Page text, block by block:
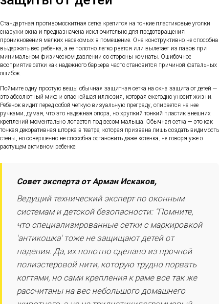
Стандартная противомоскитная сетка крепится на тонкие пластиковые уголки
снаружи окна и предназначена исключительно для предотвращения
проникновения мелких насекомых в помещение. Она конструктивно не способна
выдержать вес ребенка, а ее полотно легко рвется или вылетает из пазов при
минимальном физическом давлении со стороны комнаты. Ошибочное
восприятие сетки как надежного барьера часто становится причиной фатальных
ошибок.
Поймите одну простую вещь: обычная защитная сетка на окна защита от детей —
это абсолютный миф и опаснейшая иллюзия, которая ежегодно уносит жизни.
Ребенок видит перед собой четкую визуальную преграду, опирается на нее
ручками, думая, что это надежная опора, но хрупкий тонкий пластик внешних
креплений моментально лопается под весом малыша. Обычная сетка — это как
тонкая декоративная шторка в театре, которая призвана лишь создать видимость
стены, но совершенно не способна остановить даже котенка, не говоря уже о
растущем активном ребенке.
Совет эксперта от Арман Искаков,
Ведущий технический эксперт по оконным
системам и детской безопасности: "Помните,
что специализированные сетки с маркировкой
'антикошка' тоже не защищают детей от
падения. Да, их полотно сделано из прочной
полиэстеровой нити, которую трудно порвать
когтями, но сами крепления к раме все так же
рассчитаны на вес небольшого домашнего